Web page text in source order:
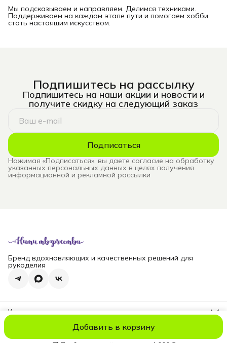
Добавить в корзину
Мы подсказываем и направляем. Делимся техниками.
Поддерживаем на каждом этапе пути и помогаем хобби
стать настоящим искусством.
Подпишитесь на рассылку
Подпишитесь на наши акции и новости и
получите скидку на следующий заказ
Подписаться
Нажимая «Подписаться», вы даете согласие на обработку
указанных персональных данных в целях получения
информационной и рекламной рассылки
Бренд вдохновляющих и качественных решений для
рукоделия
Контакты
Эл. почта
© niti_liveОплатаДоставкаПравила возвратаРеквизиты